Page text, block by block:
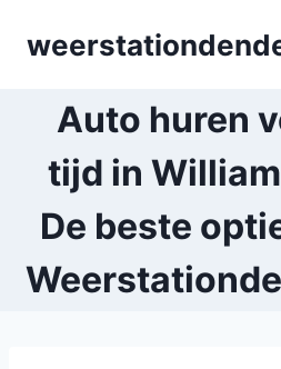
Auto huren
tijd in
De beste